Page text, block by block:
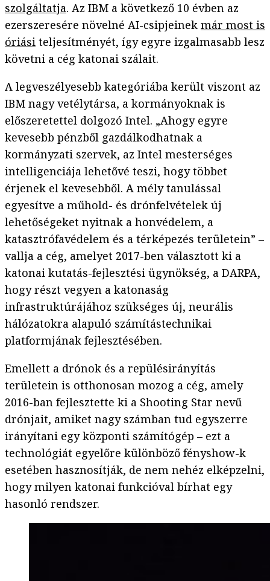
szolgáltatja. Az IBM a következő 10 évben az
ezerszeresére növelné AI-csipjeinek már most is
óriási teljesítményét, így egyre izgalmasabb lesz
követni a cég katonai szálait.
A legveszélyesebb kategóriába került viszont az
IBM nagy vetélytársa, a kormányoknak is
előszeretettel dolgozó Intel. „Ahogy egyre
kevesebb pénzből gazdálkodhatnak a
kormányzati szervek, az Intel mesterséges
intelligenciája lehetővé teszi, hogy többet
érjenek el kevesebből. A mély tanulással
egyesítve a műhold- és drónfelvételek új
lehetőségeket nyitnak a honvédelem, a
katasztrófavédelem és a térképezés területein” –
vallja a cég, amelyet 2017-ben választott ki a
katonai kutatás-fejlesztési ügynökség, a DARPA,
hogy részt vegyen a katonaság
infrastruktúrájához szükséges új, neurális
hálózatokra alapuló számítástechnikai
platformjának fejlesztésében.
Emellett a drónok és a repülésirányítás
területein is otthonosan mozog a cég, amely
2016-ban fejlesztette ki a Shooting Star nevű
drónjait, amiket nagy számban tud egyszerre
irányítani egy központi számítógép – ezt a
technológiát egyelőre különböző fényshow-k
esetében hasznosítják, de nem nehéz elképzelni,
hogy milyen katonai funkcióval bírhat egy
hasonló rendszer.